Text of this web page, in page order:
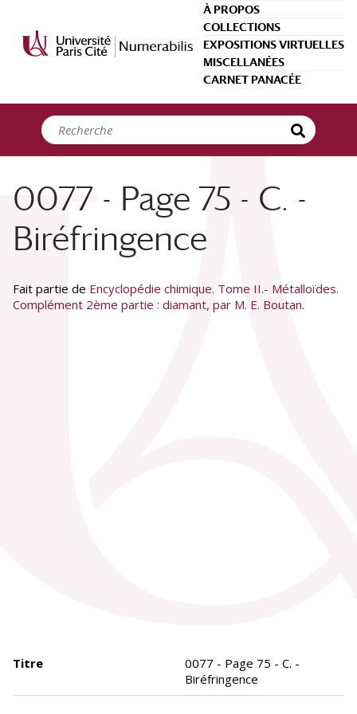
À PROPOS
COLLECTIONS
EXPOSITIONS VIRTUELLES
MISCELLANÉES
CARNET PANACÉE
0077 - Page 75 - C. -
Biréfringence
Fait partie de Encyclopédie chimique. Tome II.- Métalloïdes.
Complément 2ème partie : diamant, par M. E. Boutan.
Titre
0077 - Page 75 - C. -
Biréfringence